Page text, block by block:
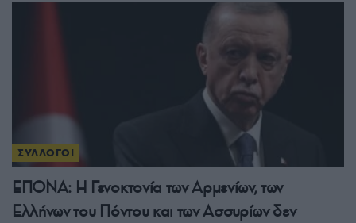
ΣΥΛΛΟΓΟΙ
ΕΠΟΝΑ: Η Γενοκτονία των Αρμενίων, των
Ελλήνων του Πόντου και των Ασσυρίων δεν